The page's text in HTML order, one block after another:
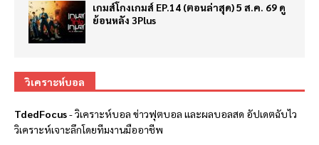
เกมส์โกงเกมส์ EP.14 (ตอนล่าสุด) 5 ส.ค. 69 ดู
ย้อนหลัง 3Plus
วิเคราะห์บอล
TdedFocus-วิเคราะห์บอล ข่าวฟุตบอล และผลบอลสด อัปเดตฉับไว
วิเคราะห์เจาะลึกโดยทีมงานมืออาชีพ